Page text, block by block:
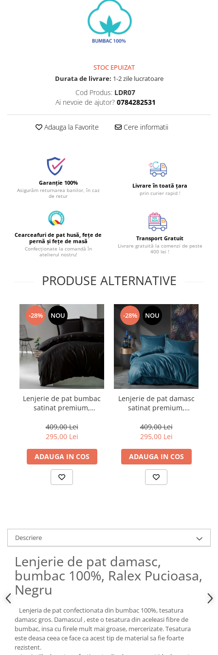
STOC EPUIZAT
Durata de livrare: 1-2 zile lucratoare
Cod Produs: LDR07
Ai nevoie de ajutor? 0784282531
Adauga la Favorite Cere informatii
Garanție 100%
Asigurăm returnarea banilor, în caz
de retur
Livrare în toată țara
prin curier rapid !
Cearceafuri de pat husă, fețe de
pernă și fețe de masă
Confecționate la comandă în
atelierul nostru!
Transport Gratuit
Livrare gratuită la comenzi de peste
400 lei !
PRODUSE ALTERNATIVE
-28% NOU
Lenjerie de pat bumbac
satinat premium,
Box, Elegant - Black
409,00 Lei
295,00 Lei
ADAUGA IN COS
-28% NOU
Lenjerie de pat damasc
satinat premium,
Box, Albastru
409,00 Lei
295,00 Lei
ADAUGA IN COS
Descriere
Lenjerie de pat damasc,
bumbac 100%, Ralex Pucioasa,
Negru
Lenjeria de pat confectionata din bumbac 100%, tesatura
damasc gros. Damascul , este o tesatura din aceleasi fibre de
bumbac, insa cu firele mult mai groase, mercerizate. Tesatura
este deasa ceea ce face ca acest tip de material sa fie foarte
rezistent.